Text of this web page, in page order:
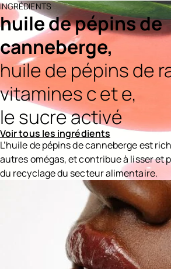
INGRÉDIENTS
huile de pépins de
canneberge,
huile de pépins de
vitamines c et e,
le sucre activé
Voir tous les ingrédients
L’huile de pépins de canneberge est
autres omégas, et contribue à lisser et
du recyclage du secteur alimentaire.
Ingredients menu title